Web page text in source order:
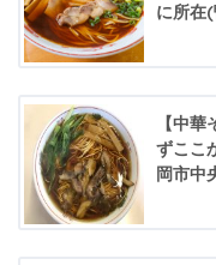
に所在
【中
ずここ
岡市中